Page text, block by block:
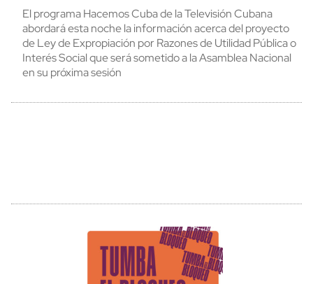
El programa Hacemos Cuba de la Televisión Cubana
abordará esta noche la información acerca del proyecto
de Ley de Expropiación por Razones de Utilidad Pública o
Interés Social que será sometido a la Asamblea Nacional
en su próxima sesión